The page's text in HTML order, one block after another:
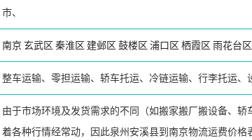
市、
南京玄武区 秦淮区 建邺区 鼓楼区 浦口区 栖霞区 雨花台区
整车运输、零担运输、轿车托运、冷链运输、行李托运
由于市场环境及发货需求的不同（如搬家搬厂搬设备、
着各种行情经常动，因此泉州安溪县到南京物流运费价